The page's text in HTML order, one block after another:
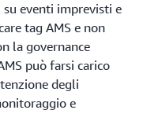
eventi imprevisti e
tag AMS e non
la governance
può farsi carico
degli
e